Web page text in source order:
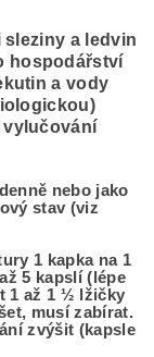
sleziny a ledvin
hospodářství
a vody
vylučování
nebo jako
stav (viz
1 kapka na 1
5 kapslí (lépe
1 až 1 ½ lžičky
musí zabírat.
zvýšit (kapsle